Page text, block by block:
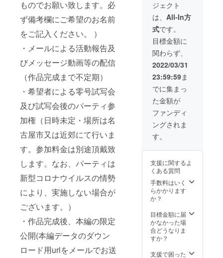
ものでお願い致します。必
ず備考欄にご希望のお名前
をご記入ください。 ）
・メールによる活動報告及
びメッセージ動画等の配信
（作品完成まで不定期）
・希望者による零号試写会
及び試写会後のパーティ参
加権（日時未定・場所は名
古屋市又は近郊にて行いま
す。参加料金は別途頂戴致
します。なお、パーティは
新型コロナウイルスの情勢
により、実施しない場合が
ございます。）
・作品完成後、本編の限定
公開(本編データのダウン
ロード用urlをメールでお送
れもデ
ザイン
は仮の
もので
す。都
合によ
り変更
になる
場合が
ござい
ますの
でご了
承くだ
さ
い。）
千瓢
奏」
720ml
瓶1本
（特別
記念ラ
ベル）
を提供
致しま
す。 愛
知県産
の酒造
好適
米“夢吟
香”を愛
知県の
田んぼ
の酵母
を使
い、愛
知県の
蔵で醸
オール
愛知の
純米大
吟醸で
（ラベ
(本編
データ
のダウ
ンロー
ド用url
をメー
ルでお
送りす
る予定
です) ・
上記の
内容全
部に加
えて、
水谷酒
造の日
本酒
千瓢」
720ml
瓶1本
（特別
記念ラ
ベル）
す。 自
社ブレ
ンド酵
す。な
お、
ティは
新型コ
ロナウ
イルス
の情勢
によ
り、実
施しな
い場合
がござ
いま
す。）
・作品
編の限
定公開
(本編
データ
のダウ
ンロー
ルでお
送りす
る予定
内容全
による
零号試
写会及
び試写
会後の
パー
ティ参
加権
未定・
場所は
名古屋
市又は
近郊に
て行い
ます。
途頂戴
致しま
す。な
お、
パー
ティは
イルス
の情勢
によ
い場合
欄にご
希望の
お名前
をご記
入くだ
さい。
） ・
メール
による
活動報
告及び
メッ
セージ
動画等
の配信
（作品
期） ・
希望者
による
零号試
写会及
び試写
ティ参
加権
（日時
名古屋
エンド
ロール
に「特
別協
力」と
してお
名前を
記載
（公序
良俗に
反しな
いも
の・機
種依存
文字等
でない
致しま
ず備考
欄にご
希望の
お名前
をご記
さい。
） ・
メール
による
告及び
ジェクト
は、 All-In方
式です。
目標金額に
関わらず、
2022/03/31
23:59:59ま
でに集まっ
た金額が
ファンディ
ングされま
す。
支援に関するよ
くある質問
手数料はいく
らかかります
か？
目標金額に届
かなかった場
合どうなりま
すか？
支援で困った